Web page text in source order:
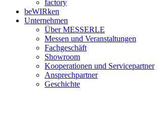
factory
beWIRken
Unternehmen
Über MESSERLE
Messen und Veranstaltungen
Fachgeschäft
Showroom
Kooperationen und Servicepartner
Ansprechpartner
Geschichte